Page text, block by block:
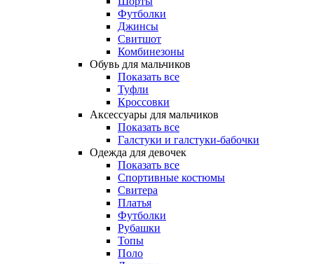
Футболки
Джинсы
Свитшот
Комбинезоны
Обувь для мальчиков
Показать все
Туфли
Кроссовки
Аксессуары для мальчиков
Показать все
Галстуки и галстуки-бабочки
Одежда для девочек
Показать все
Спортивные костюмы
Свитера
Платья
Футболки
Рубашки
Топы
Поло